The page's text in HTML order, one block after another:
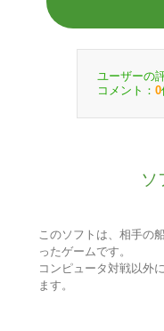
ユーザーの
コメント： 0
ソ
このソフトは、相手の
ったゲームです。
コンピュータ対戦以外
ます。